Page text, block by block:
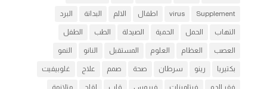
Supplement
virus اطفال الالم البدانة البرد
التهاب الحمل الحمية الصيدلة الطب الطفل
العصب العظام العلوم المستقبل النانو النمو
بكتيريا رينو سرطان صحة صمم علاج غلوبيفيت
فقر الدم فيتامينات فيروس قلب لقاح متلازمة